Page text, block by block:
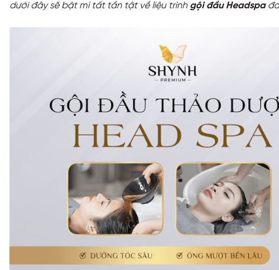
dưới đây sẽ bật mí tất tần tật về liệu trình gội đầu Headspa